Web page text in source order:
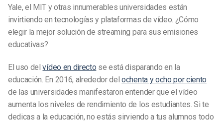
Yale, el MIT y otras innumerables universidades están
invirtiendo en tecnologías y plataformas de vídeo. ¿Cómo
elegir la mejor solución de streaming para sus emisiones
educativas?
El uso delvídeo en directo se está disparando en la
educación. En 2016, alrededor delochenta y ocho por ciento
de las universidades manifestaron entender que el vídeo
aumenta los niveles de rendimiento de los estudiantes. Si te
dedicas a la educación, no estás sirviendo a tus alumnos todo